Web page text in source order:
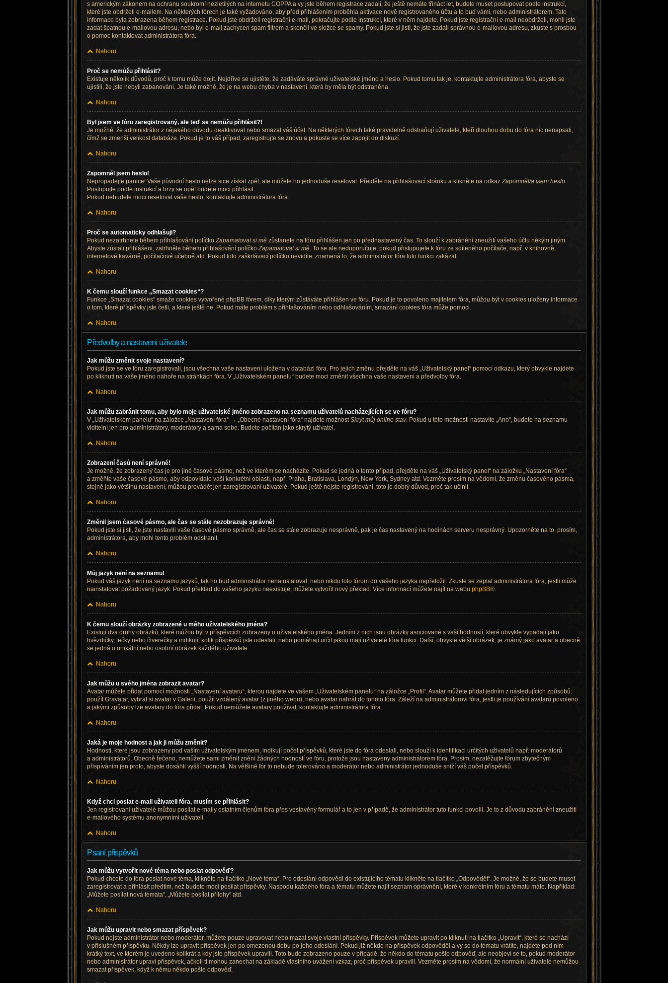
s americkým zákonem na ochranu soukromí nezletilých na internetu COPPA a vy jste během registrace zadali, že ještě nemáte třináct let, budete muset postupovat podle instrukcí,
které jste obdrželi e-mailem. Na některých fórech je také vyžadováno, aby před přihlášením proběhla aktivace nově registrovaného účtu a to buď vámi, nebo administrátorem. Tato
informace byla zobrazena během registrace. Pokud jste obdrželi registrační e-mail, pokračujte podle instrukcí, které v něm najdete. Pokud jste registrační e-mail neobdrželi, mohli jste
zadat špatnou e-mailovou adresu, nebo byl e-mail zachycen spam filtrem a skončil ve složce se spamy. Pokud jste si jistí, že jste zadali správnou e-mailovou adresu, zkuste s prosbou
o pomoc kontaktovat administrátora fóra.
Nahoru
Proč se nemůžu přihlásit?
Existuje několik důvodů, proč k tomu může dojít. Nejdříve se ujistěte, že zadáváte správné uživatelské jméno a heslo. Pokud tomu tak je, kontaktujte administrátora fóra, abyste se
ujistili, že jste nebyli zabanováni. Je také možné, že je na webu chyba v nastavení, která by měla být odstraněna.
Nahoru
Byl jsem ve fóru zaregistrovaný, ale teď se nemůžu přihlásit?!
Je možné, že administrátor z nějakého důvodu deaktivoval nebo smazal váš účet. Na některých fórech také pravidelně odstraňují uživatele, kteří dlouhou dobu do fóra nic nenapsali,
čímž se zmenší velikost databáze. Pokud je to váš případ, zaregistrujte se znovu a pokuste se více zapojit do diskuzí.
Nahoru
Zapomněl jsem heslo!
Nepropadejte panice! Vaše původní heslo nelze sice získat zpět, ale můžete ho jednoduše resetovat. Přejděte na přihlašovací stránku a klikněte na odkazZapomněl/a jsem heslo.
Postupujte podle instrukcí a brzy se opět budete moci přihlásit.
Pokud nebudete moci resetovat vaše heslo, kontaktujte administrátora fóra.
Nahoru
Proč se automaticky odhlašuji?
Pokud nezatrhnete během přihlašování políčkoZapamatovat si mě zůstanete na fóru přihlášen jen po přednastavený čas. To slouží k zabránění zneužití vašeho účtu někým jiným.
Abyste zůstali přihlášeni, zatrhněte během přihlašování políčkoZapamatovat si mě. To se ale nedoporučuje, pokud přistupujete k fóru ze sdíleného počítače, např. v knihovně,
internetové kavárně, počítačové učebně atd. Pokud toto zaškrtávací políčko nevidíte, znamená to, že administrátor fóra tuto funkci zakázal.
Nahoru
K čemu slouží funkce „Smazat cookies“?
Funkce „Smazat cookies“ smaže cookies vytvořené phpBB fórem, díky kterým zůstáváte přihlášen ve fóru. Pokud je to povoleno majitelem fóra, můžou být v cookies uloženy informace
o tom, které příspěvky jste četli, a které ještě ne. Pokud máte problém s přihlašováním nebo odhlašováním, smazání cookies fóra může pomoci.
Nahoru
Předvolby a nastavení uživatele
Jak můžu změnit svoje nastavení?
Pokud jste se ve fóru zaregistrovali, jsou všechna vaše nastavení uložena v databázi fóra. Pro jejich změnu přejděte na váš „Uživatelský panel“ pomocí odkazu, který obvykle najdete
po kliknutí na vaše jméno nahoře na stránkách fóra. V „Uživatelském panelu“ budete moci změnit všechna vaše nastavení a předvolby fóra.
Nahoru
Jak můžu zabránit tomu, aby bylo moje uživatelské jméno zobrazeno na seznamu uživatelů nacházejících se ve fóru?
V „Uživatelském panelu“ na záložce „Nastavení fóra“ → „Obecné nastavení fóra“ najdete možnostSkrýt můj online stav. Pokud u této možnosti nastavíte „Ano“, budete na seznamu
viditelní jen pro administrátory, moderátory a sama sebe. Budete počítán jako skrytý uživatel.
Nahoru
Zobrazení časů není správné!
Je možné, že zobrazený čas je pro jiné časové pásmo, než ve kterém se nacházíte. Pokud se jedná o tento případ, přejděte na váš „Uživatelský panel“ na záložku „Nastavení fóra“
a změňte vaše časové pásmo, aby odpovídalo vaší konkrétní oblasti, např. Praha, Bratislava, Londýn, New York, Sydney atd. Vezměte prosím na vědomí, že změnu časového pásma,
stejně jako většinu nastavení, můžou provádět jen zaregistrovaní uživatelé. Pokud ještě nejste registrováni, toto je dobrý důvod, proč tak učinit.
Nahoru
Změnil jsem časové pásmo, ale čas se stále nezobrazuje správně!
Pokud jste si jisti, že jste nastavili vaše časové pásmo správně, ale čas se stále zobrazuje nesprávně, pak je čas nastavený na hodinách serveru nesprávný. Upozorněte na to, prosím,
administrátora, aby mohl tento problém odstranit.
Nahoru
Můj jazyk není na seznamu!
Pokud váš jazyk není na seznamu jazyků, tak ho buď administrátor nenainstaloval, nebo nikdo toto fórum do vašeho jazyka nepřeložil. Zkuste se zeptat administrátora fóra, jestli může
nainstalovat požadovaný jazyk. Pokud překlad do vašeho jazyku neexistuje, můžete vytvořit nový překlad. Více informací můžete najít na webuphpBB®.
Nahoru
K čemu slouží obrázky zobrazené u mého uživatelského jména?
Existují dva druhy obrázků, které můžou být v příspěvcích zobrazeny u uživatelského jména. Jedním z nich jsou obrázky asociované s vaší hodností, které obvykle vypadají jako
hvězdičky, tečky nebo čtverečky a indikují, kolik příspěvků jste odeslali, nebo pomáhají určit jakou mají uživatelé fóra funkci. Další, obvykle větší obrázek, je známý jako avatar a obecně
se jedná o unikátní nebo osobní obrázek každého uživatele.
Nahoru
Jak můžu u svého jména zobrazit avatar?
Avatar můžete přidat pomocí možnosti „Nastavení avataru“, kterou najdete ve vašem „Uživatelském panelu“ na záložce „Profil“. Avatar můžete přidat jedním z následujících způsobů:
použít Gravatar, vybrat si avatar v Galerii, použít vzdálený avatar (z jiného webu), nebo avatar nahrát do tohoto fóra. Záleží na administrátorovi fóra, jestli je používání avatarů povoleno
a jakými způsoby lze avatary do fóra přidat. Pokud nemůžete avatary používat, kontaktujte administrátora fóra.
Nahoru
Jaká je moje hodnost a jak ji můžu změnit?
Hodnosti, které jsou zobrazeny pod vaším uživatelským jménem, indikují počet příspěvků, které jste do fóra odeslali, nebo slouží k identifikaci určitých uživatelů např. moderátorů
a administrátorů. Obecně řečeno, nemůžete sami změnit znění žádných hodností ve fóru, protože jsou nastaveny administrátorem fóra. Prosím, nezatěžujte fórum zbytečným
přispíváním jen proto, abyste dosáhli vyšší hodnosti. Na většině fór to nebude tolerováno a moderátor nebo administrátor jednoduše sníží váš počet příspěvků.
Nahoru
Když chci poslat e-mail uživateli fóra, musím se přihlásit?
Jen registrovaní uživatelé můžou posílat e-maily ostatním členům fóra přes vestavěný formulář a to jen v případě, že administrátor tuto funkci povolil. Je to z důvodu zabránění zneužití
e-mailového systému anonymními uživateli.
Nahoru
Psaní příspěvků
Jak můžu vytvořit nové téma nebo poslat odpověď?
Pokud chcete do fóra poslat nové téma, klikněte na tlačítko „Nové téma“. Pro odeslání odpovědi do existujícího tématu klikněte na tlačítko „Odpovědět“. Je možné, že se budete muset
zaregistrovat a přihlásit předtím, než budete moci posílat příspěvky. Naspodu každého fóra a tématu můžete najít seznam oprávnění, které v konkrétním fóru a tématu máte. Například:
„Můžete posílat nová témata“, „Můžete posílat přílohy“ atd.
Nahoru
Jak můžu upravit nebo smazat příspěvek?
Pokud nejste administrátor nebo moderátor, můžete pouze upravovat nebo mazat svoje vlastní příspěvky. Příspěvek můžete upravit po kliknutí na tlačítko „Upravit“, které se nachází
v příslušném příspěvku. Někdy lze upravit příspěvek jen po omezenou dobu po jeho odeslání. Pokud již někdo na příspěvek odpověděl a vy se do tématu vrátíte, najdete pod ním
krátký text, ve kterém je uvedeno kolikrát a kdy jste příspěvek upravili. Toto bude zobrazeno pouze v případě, že někdo do tématu pošle odpověď, ale neobjeví se to, pokud moderátor
nebo administrátor upraví příspěvek, ačkoli ti mohou zanechat na základě vlastního uvážení vzkaz, proč příspěvek upravili. Vezměte prosím na vědomí, že normální uživatelé nemůžou
smazat příspěvek, když k němu někdo pošle odpověď.